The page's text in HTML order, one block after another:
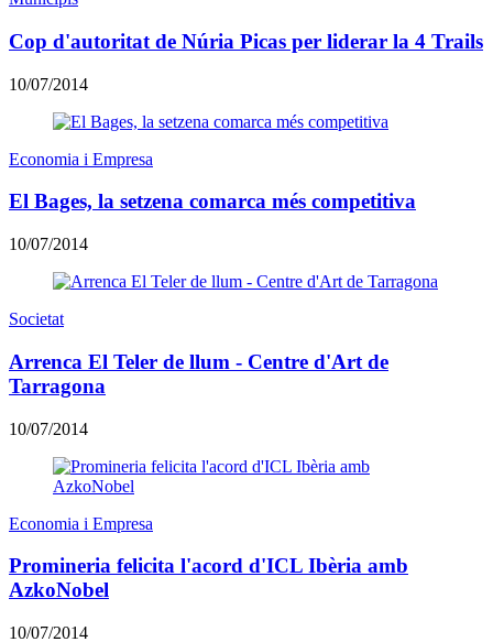
Cop d'autoritat de Núria Picas per liderar la 4 Trails
10/07/2014
Economia i Empresa
El Bages, la setzena comarca més competitiva
10/07/2014
Societat
Arrenca El Teler de llum - Centre d'Art de
Tarragona
10/07/2014
Economia i Empresa
Promineria felicita l'acord d'ICL Ibèria amb
AzkoNobel
10/07/2014